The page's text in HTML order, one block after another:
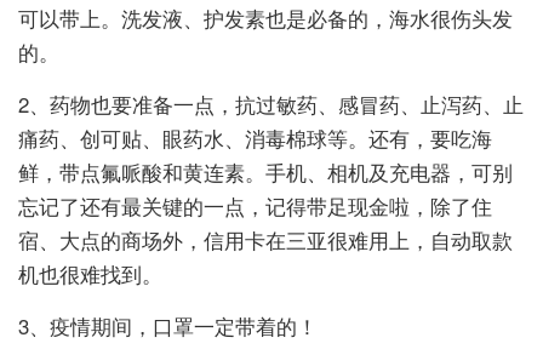
可以带上。洗发液、护发素也是必备的，海水很伤头发
的。
2、药物也要准备一点，抗过敏药、感冒药、止泻药、止
痛药、创可贴、眼药水、消毒棉球等。还有，要吃海
鲜，带点氟哌酸和黄连素。手机、相机及充电器，可别
忘记了还有最关键的一点，记得带足现金啦，除了住
宿、大点的商场外，信用卡在三亚很难用上，自动取款
机也很难找到。
3、疫情期间，口罩一定带着的！